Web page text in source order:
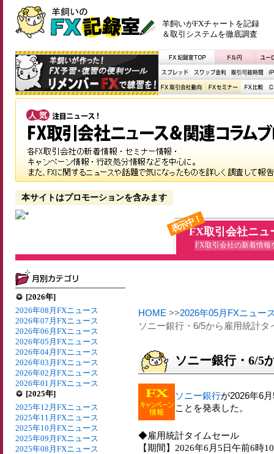
羊飼いがFXチャートを記録
＆取引システムを徹底調査
本サイトはプロモーションを含みます
表示中！FX取引会社ニュ
FX取引会社の新着情報
[2026年]
2026年08月FXニュース
2026年07月FXニュース
2026年06月FXニュース
2026年05月FXニュース
2026年04月FXニュース
2026年03月FXニュース
2026年02月FXニュース
2026年01月FXニュース
[2025年]
2025年12月FXニュース
2025年11月FXニュース
2025年10月FXニュース
2025年09月FXニュース
2025年08月FXニュース
HOME >>2026年05月FXニュー
ソニー銀行・6/5から雇用統計タ
ソニー銀行・6/5
ソニー銀行が2026年6
ことを発表した。
◆雇用統計タイムセール
【期間】2026年6月5日午前6時